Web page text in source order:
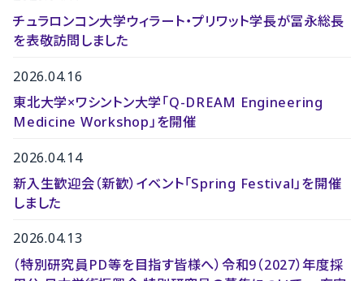
チュラロンコン大学ウィラート・プリワット学長が冨永総長
を表敬訪問しました
2026.04.16
東北大学×ワシントン大学「Q-DREAM Engineering
Medicine Workshop」を開催
2026.04.14
新入生歓迎会（新歓）イベント「Spring Festival」を開催
しました
2026.04.13
（特別研究員PD等を目指す皆様へ）令和9（2027）年度採